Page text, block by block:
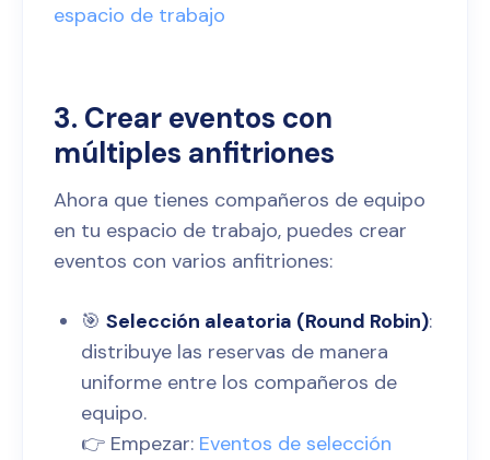
espacio de trabajo
3. Crear eventos con
múltiples anfitriones
Ahora que tienes compañeros de equipo
en tu espacio de trabajo, puedes crear
eventos con varios anfitriones:
🎯 Selección aleatoria (Round Robin):
distribuye las reservas de manera
uniforme entre los compañeros de
equipo.
👉 Empezar: Eventos de selección